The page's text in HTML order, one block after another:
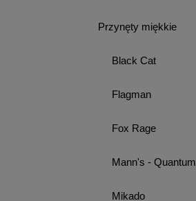
Przynęty miękkie
Black Cat
Flagman
Fox Rage
Mann's - Quantum
Mikado